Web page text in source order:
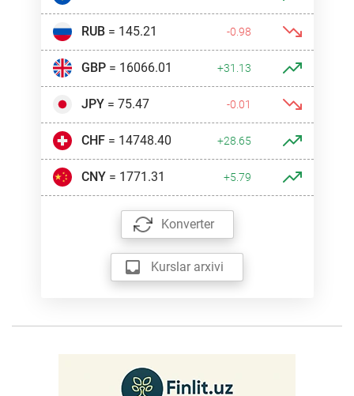
RUB= 145.21 -0.98
GBP= 16066.01 +31.13
JPY= 75.47 -0.01
CHF= 14748.40 +28.65
CNY= 1771.31 +5.79
Konverter
Kurslar arxivi